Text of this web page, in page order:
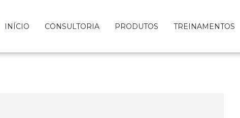
INÍCIO CONSULTORIA PRODUTOS TREINAMENTOS